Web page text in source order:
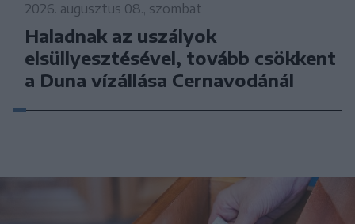
2026. augusztus 08., szombat
Haladnak az uszályok
elsüllyesztésével, tovább csökkent
a Duna vízállása Cernavodánál